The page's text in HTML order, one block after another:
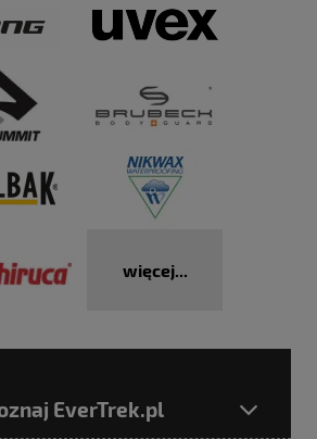
więcej...
EverTrek.pl